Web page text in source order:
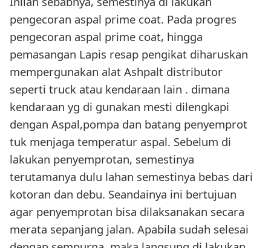
pengecoran aspal prime coat. Pada progres
pengecoran aspal prime coat, hingga
pemasangan Lapis resap pengikat diharuskan
mempergunakan alat Ashpalt distributor
seperti truck atau kendaraan lain . dimana
kendaraan yg di gunakan mesti dilengkapi
dengan Aspal,pompa dan batang penyemprot
tuk menjaga temperatur aspal. Sebelum di
lakukan penyemprotan, semestinya
terutamanya dulu lahan semestinya bebas dari
kotoran dan debu. Seandainya ini bertujuan
agar penyemprotan bisa dilaksanakan secara
merata sepanjang jalan. Apabila sudah selesai